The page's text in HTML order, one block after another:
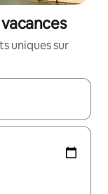
uniques sur
flèches vers le